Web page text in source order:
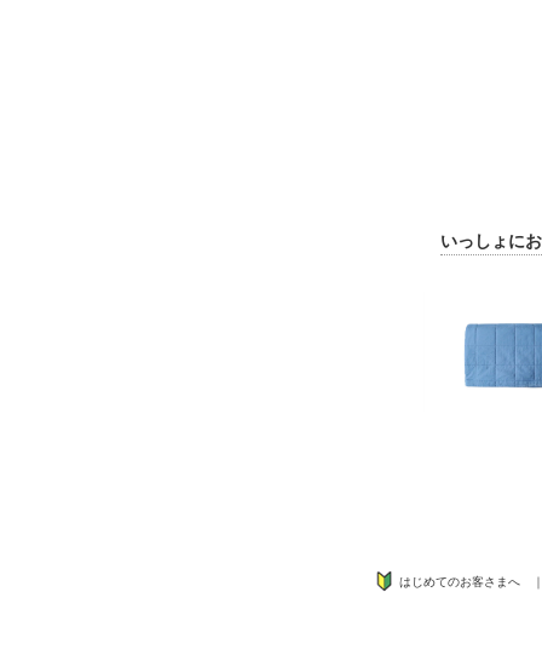
いっしょに
はじめてのお客さまへ